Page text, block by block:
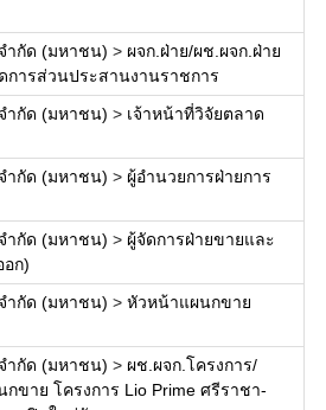
ำกัด (มหาชน) > ผจก.ฝ่าย/ผช.ผจก.ฝ่าย
การส่วนประสานงานราชการ
ำกัด (มหาชน) > เจ้าหน้าที่วิจัยตลาด
ำกัด (มหาชน) > ผู้อำนวยการฝ่ายการ
ำกัด (มหาชน) > ผู้จัดการฝ่ายขายและ
ก)
ำกัด (มหาชน) > หัวหน้าแผนกขาย
ำกัด (มหาชน) > ผช.ผจก.โครงการ/
ขาย โครงการ Lio Prime ศรีราชา-